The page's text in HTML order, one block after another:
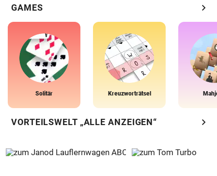
GAMES chevron_right
Solitär Kreuzworträtsel
VORTEILSWELT „ALLE ANZEIGEN“ chevron_right